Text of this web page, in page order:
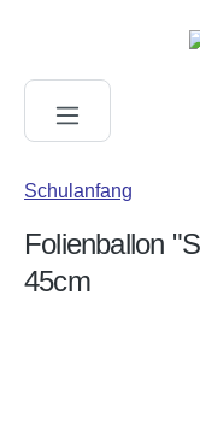
Schulanfang
Folienballon
45cm